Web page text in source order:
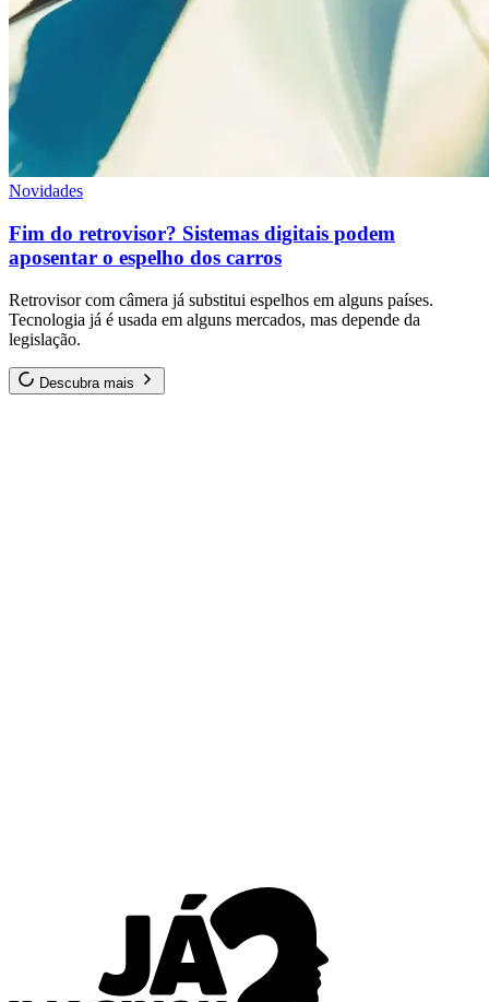
Novidades
Fim do retrovisor? Sistemas digitais podem
aposentar o espelho dos carros
Retrovisor com câmera já substitui espelhos em alguns países.
Tecnologia já é usada em alguns mercados, mas depende da
legislação.
Descubra mais